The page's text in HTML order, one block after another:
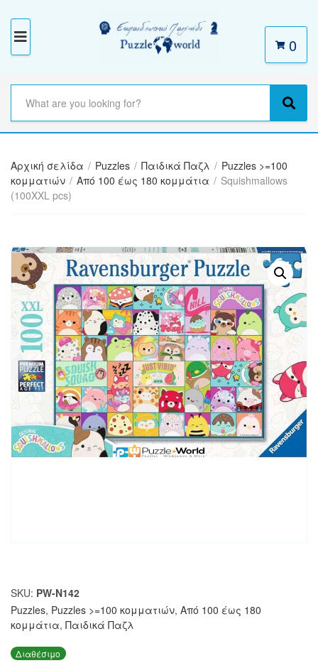
M
N
U
a
t
g
o
r
a
m
e
S
a
r
h
t
e
S
e
a
0
Αρχική σελίδα / Puzzles / Παιδικά Παζλ / Puzzles >=100
κομματιών / Από 100 έως 180 κομμάτια / Squishmallows
(100XXL pcs)
SKU: PW-N142
Puzzles, Puzzles >=100 κομματιών, Από 100 έως 180
κομμάτια, Παιδικά Παζλ
Διαθέσιμο